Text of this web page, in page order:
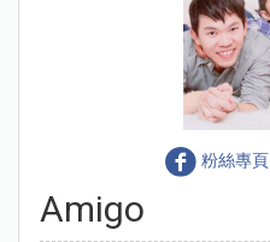
粉絲專頁
Amigo